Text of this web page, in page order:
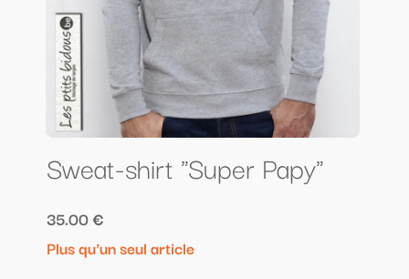
Sweat-shirt "Super Papy"
35.00 €
Plus qu'un seul article